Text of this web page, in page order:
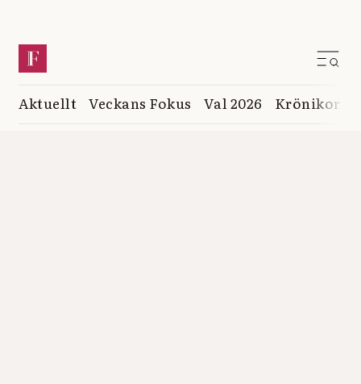
Aktuellt Veckans Fokus Val 2026 Krönikor